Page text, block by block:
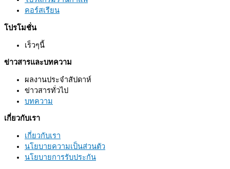
คอร์สเรียน
โปรโมชั่น
เร็วๆนี้
ข่าวสารและบทความ
ผลงานประจำสัปดาห์
ข่าวสารทั่วไป
บทความ
เกี่ยวกับเรา
เกี่ยวกับเรา
นโยบายความเป็นส่วนตัว
นโยบายการรับประกัน